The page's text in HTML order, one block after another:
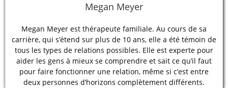
Megan Meyer
Megan Meyer est thérapeute familiale. Au cours de sa
carrière, qui s’étend sur plus de 10 ans, elle a été témoin de
tous les types de relations possibles. Elle est experte pour
aider les gens à mieux se comprendre et sait ce qu’il faut
pour faire fonctionner une relation, même si c’est entre
deux personnes d’horizons complètement différents.